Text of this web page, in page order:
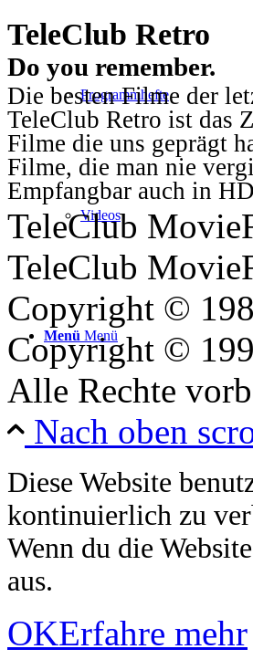
Programmhefte
Videos
Menü Menü
TeleClub Retro
Do you remember.
Die besten Filme der
TeleClub Retro ist das
Filme die uns geprägt
Filme, die man nie
Empfangbar auch in
TeleClub
TeleClub
Copyright ©
Copyright ©
Alle Rechte
Nach oben
Diese Website
kontinuierlich zu
Wenn du die
aus.
OKErfahre mehr